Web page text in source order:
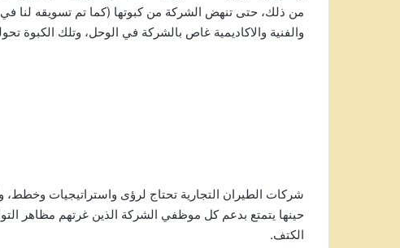
من ذلك، حتى تنهض الشركة من كبوتها (كما تم تسويقه لنا في
والفنية والاكاديمية غاص بالشركة في الوحل، وتلك الكبوة
شركات الطيران التجارية تحتاج لرؤى واستراتيجيات وخطط،
حينها يتمتع بدعم كل موظفي الشركة الذين غرتهم مظاهر
الكتف.